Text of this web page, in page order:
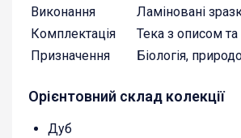
Виконання
Ламіновані
Комплектація
Тека з описом
Призначення
Біологія,
Орієнтовний склад колекції
Дуб